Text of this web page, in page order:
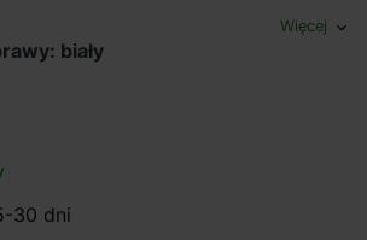
Więcej expand_more
biały
30 dni